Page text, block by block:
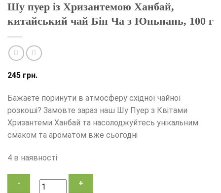
Шу пуер із Хризантемою Ханбай,
китайський чай Бін Ча з Юньнань, 100 г
245 грн.
Бажаєте поринути в атмосферу східної чайної
розкоші? Замовте зараз наш Шу Пуер з Квітами
Хризантеми Ханбай та насолоджуйтесь унікальним
смаком та ароматом вже сьогодні
4 в наявності